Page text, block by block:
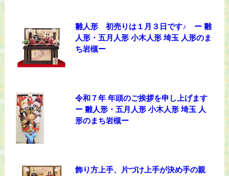
雛人形 初売りは１月３日です♪ ー 雛
人形・五月人形 小木人形 埼玉 人形のま
ち岩槻ー
令和７年 年頭のご挨拶を申し上げます
ー 雛人形・五月人形 小木人形 埼玉 人
形のまち岩槻ー
飾り方上手、片づけ上手が決め手の親